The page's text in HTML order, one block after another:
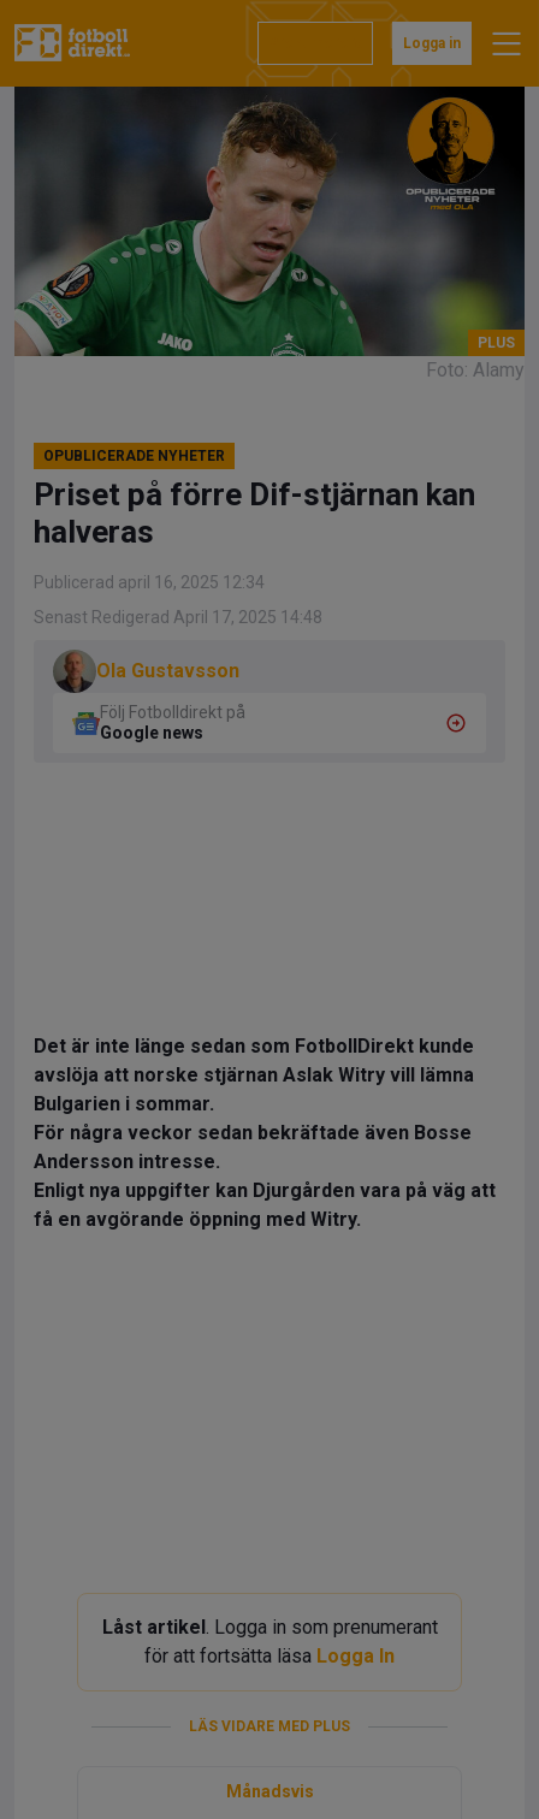
till
Logga in
Foto: Alamy
OPUBLICERADE NYHETER
Priset på förre Dif-stjärnan kan
halveras
Publicerad april 16, 2025 12:34
Senast Redigerad April 17, 2025 14:48
Ola Gustavsson
Följ Fotbolldirekt på
Google news
Det är inte länge sedan som FotbollDirekt kunde
avslöja att norske stjärnan Aslak Witry vill lämna
Bulgarien i sommar.
För några veckor sedan bekräftade även Bosse
Andersson intresse.
Enligt nya uppgifter kan Djurgården vara på väg att
få en avgörande öppning med Witry.
Låst artikel. Logga in som prenumerant
för att fortsätta läsa Logga In
LÄS VIDARE MED PLUS
Månadsvis